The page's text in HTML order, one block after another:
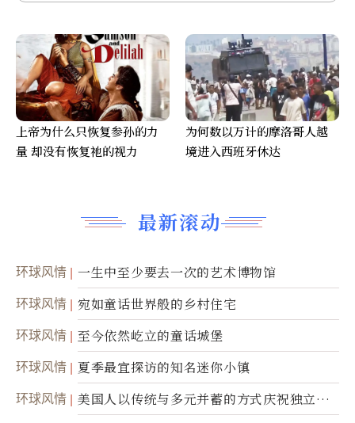
最新滚动
环球风情 一生中至少要去一次的艺术博物馆
环球风情 宛如童话世界般的乡村住宅
环球风情 至今依然屹立的童话城堡
环球风情 夏季最宜探访的知名迷你小镇
环球风情
美国人以传统与多元并蓄的方式庆祝独立日2
上帝为什么只恢复参孙的力
量 却没有恢复祂的视力
为何数以万计的摩洛哥人越
境进入西班牙休达